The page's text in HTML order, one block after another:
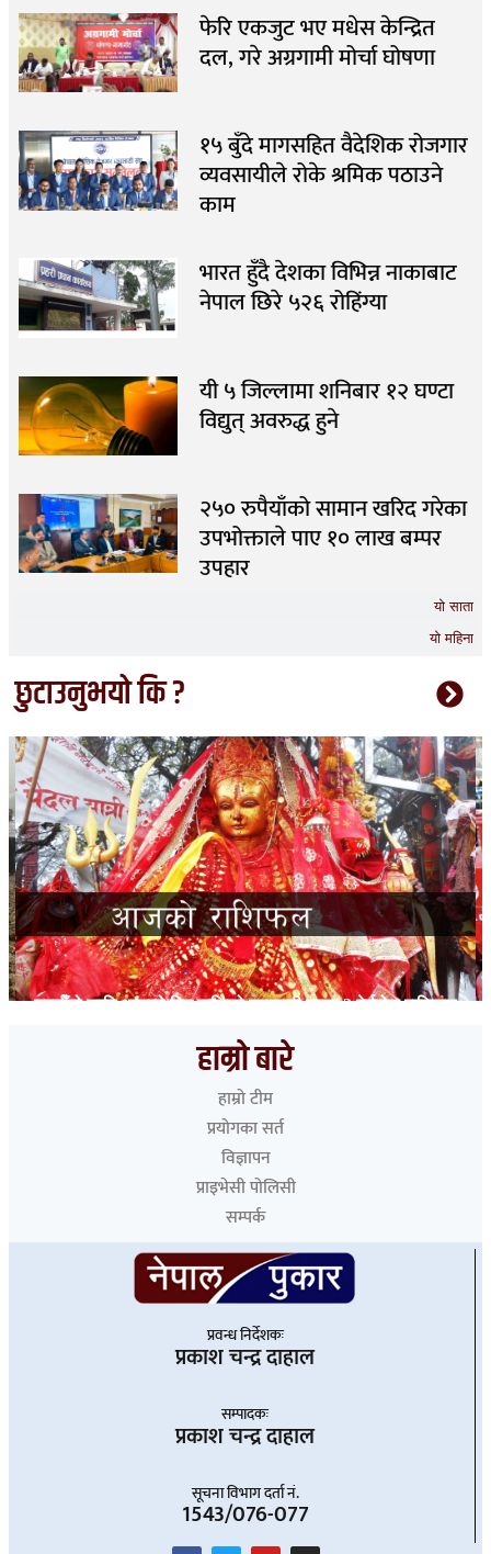
यो साता
यो महिना
फेरि एकजुट भए मधेस केन्द्रित
दल, गरे अग्रगामी मोर्चा घोषणा
१५ बुँदे मागसहित वैदेशिक रोजगार
व्यवसायीले रोके श्रमिक पठाउने
काम
भारत हुँदै देशका विभिन्न नाकाबाट
नेपाल छिरे ५२६ रोहिंग्या
यी ५ जिल्लामा शनिबार १२ घण्टा
विद्युत् अवरुद्ध हुने
२५० रुपैयाँको सामान खरिद गरेका
उपभोक्ताले पाए १० लाख बम्पर
उपहार
छुटाउनुभयो कि ?
तपाईँको लागि आजको दिन कत्तिको फलदायी रहला ? हेर्नुहोस् राशिफल
हाम्रो बारे
हाम्रो टीम
प्रयोगका सर्त
विज्ञापन
प्राइभेसी पोलिसी
सम्पर्क
प्रवन्ध निर्देशकः
प्रकाश चन्द्र दाहाल
सम्पादकः
प्रकाश चन्द्र दाहाल
सूचना विभाग दर्ता नं.
1543/076-077